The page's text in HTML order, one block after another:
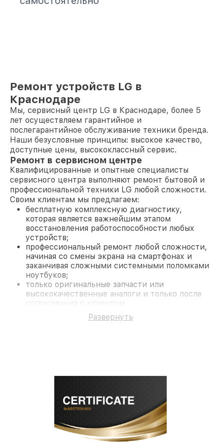
Ремонт устройств LG в
Краснодаре
Мы, сервисный центр LG в Краснодаре, более 5
лет осуществляем гарантийное и
послегарантийное обслуживание техники бренда.
Наши безусловные принципы: высокое качество,
доступные цены, высококлассный сервис.
Ремонт в сервисном центре
Квалифицированные и опытные специалисты
сервисного центра выполняют ремонт бытовой и
профессиональной техники LG любой сложности.
Своим клиентам мы предлагаем:
бесплатную комплексную диагностику,
которая является важнейшим этапом
восстановления работоспособности любых
устройств;
профессиональный ремонт любой сложности,
начиная со смены экрана на смартфонах и
заканчивая сложными системными поломками
ноутбуков;
только оригинальные запчасти или
высококачественные аналоги и только после
согласования с клиентом.
На все работы и замененные комплектующие
предоставляется длительная гарантия. В случае
современное оборудование и
лицензированное ПО в ремонтно-
диагностических мастерских;
собственный склад комплектующих, что
позволяет сократить сроки
Развернуть